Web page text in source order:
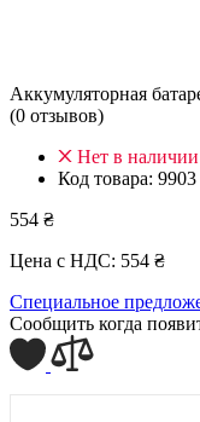
Аккумуляторная
(0 отзывов)
Нет в наличии
Код товара: 9903
554 ₴
Цена с НДС: 554 ₴
Специальное
Сообщить когда